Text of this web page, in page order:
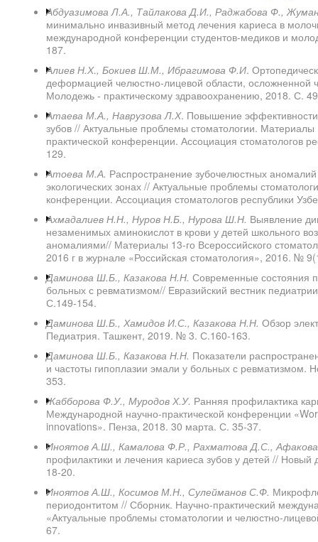
Абдуазимова Л.А., Тайлакова Д.И., Раджабова Ф.,
минимально инвазивный метод лечения кариеса в
международной конференции студентов-медиков и
187.
Алиев Н.Х., Бокиев Ш.М., Ибрагимова Ф.И.
деформацией челюстно-лицевой области, осложненной
Молодежь - практическому здравоохранению, 2018. С.
Атаева М.А., Наврузова Л.Х. Повышение
зубов // Актуальные проблемы стоматологии. Материалы
практической конференции. Ассоциация стоматологов
129.
Атоева М.А. Распространение зубочелюстных
экологических зонах // Актуальные проблемы
конференции. Ассоциация стоматологов республики
Ахмадалиев Н.Н., Нуров Н.Б., Нурова Ш.Н. Выявление
незаменимых аминокислот в крови у детей школьного
аномалиями// Материалы 13-го Всероссийского
2016 г в журнале «Российская стоматология», 2016. №
Даминова Ш.Б., Казакова Н.Н. Современные состояния
больных с ревматизмом// Евразийский вестник
С.149-154.
Даминова Ш.Б., Хамидов И.С., Казакова Н.Н. Обзор
Педиатрия. Ташкент, 2019. № 3. С.160-163.
Даминова Ш.Б., Казакова Н.Н. Показатели
и частоты гипоплазии эмали у больных с
353.
Жабборова Ф.У., Муродов Х.У. Ранняя профилактика
Международной научно-практической конференции
innovations». Пенза, 2018. 30 марта. С. 35-37.
Иноятов А.Ш., Камалова Ф.Р., Рахматова Д.С.,
профилактики и лечения кариеса зубов у детей //
18-20.
Иноятов А.Ш., Косимов М.Н., Сулейманов С.Ф.
периодонтитом // Сборник. Научно-практический
«Актуальные проблемы стоматологии и челюстно-
67.